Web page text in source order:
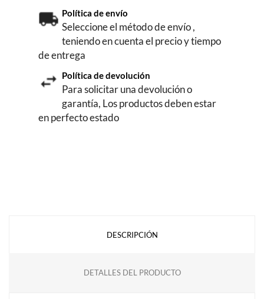
Política de envío
Seleccione el método de envío ,
teniendo en cuenta el precio y tiempo
de entrega
Política de devolución
Para solicitar una devolución o
garantía, Los productos deben estar
en perfecto estado
DESCRIPCIÓN
DETALLES DEL PRODUCTO